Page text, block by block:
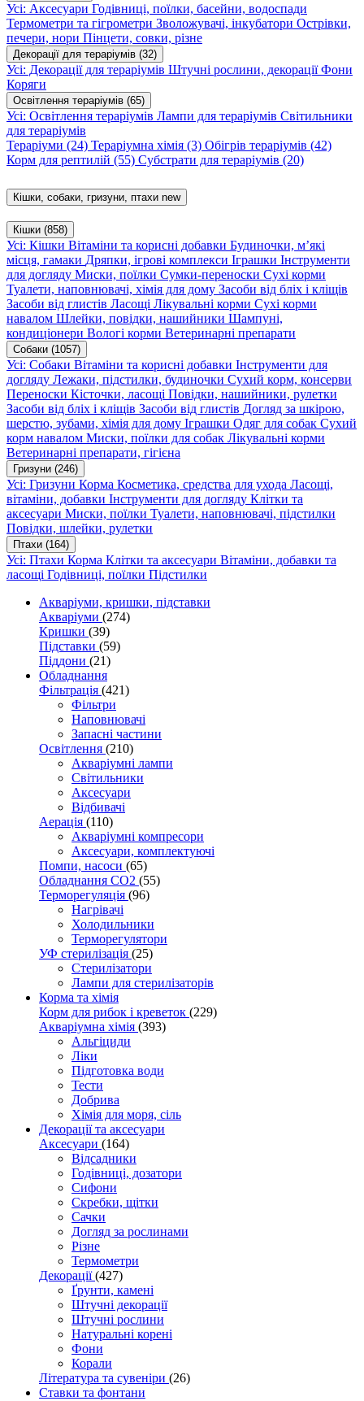
Усі: Аксесуари Годівниці, поїлки, басейни, водоспади
Термометри та гігрометри Зволожувачі, інкубатори Острівки,
печери, нори Пінцети, совки, різне
Декорації для тераріумів (32)
Усі: Декорації для тераріумів Штучні рослини, декораціїФони
Коряги
Освітлення тераріумів (65)
Усі: Освітлення тераріумів Лампи для тераріумів Світильники
для тераріумів
Тераріуми (24) Тераріумна хімія (3) Обігрів тераріумів (42)
Корм для рептилій (55) Субстрати для тераріумів (20)
Кішки, собаки, гризуни, птахи new
Кішки (858)
Усі: Кішки Вітаміни та корисні добавки Будиночки, м’які
місця, гамаки Дряпки, ігрові комплекси Іграшки Інструменти
для догляду Миски, поїлки Сумки-переноски Сухі корми
Туалети, наповнювачі, хімія для дому Засоби від бліх і кліщів
Засоби від глистів Ласощі Лікувальні корми Сухі корми
навалом Шлейки, повідки, нашийники Шампуні,
кондиціонери Вологі корми Ветеринарні препарати
Собаки (1057)
Усі: Собаки Вітаміни та корисні добавки Інструменти для
догляду Лежаки, підстилки, будиночки Сухий корм, консерви
Переноски Кісточки, ласощі Повідки, нашийники, рулетки
Засоби від бліх і кліщів Засоби від глистів Догляд за шкірою,
шерстю, зубами, хімія для дому Іграшки Одяг для собак Сухий
корм навалом Миски, поїлки для собак Лікувальні корми
Ветеринарні препарати, гігієна
Гризуни (246)
Усі: Гризуни Корма Косметика, средства для ухода Ласощі,
вітаміни, добавки Інструменти для догляду Клітки та
аксесуари Миски, поїлки Туалети, наповнювачі, підстилки
Повідки, шлейки, рулетки
Птахи (164)
Усі: Птахи Корма Клітки та аксесуари Вітаміни, добавки та
ласощі Годівниці, поїлки Підстилки
Акваріуми, кришки, підставки
Акваріуми (274)
Кришки (39)
Підставки (59)
Піддони (21)
Обладнання
Фільтрація (421)
Фільтри
Наповнювачі
Запасні частини
Освітлення (210)
Акваріумні лампи
Світильники
Аксесуари
Відбивачі
Аерація (110)
Акваріумні компресори
Аксесуари, комплектуючі
Помпи, насоси (65)
Обладнання CO2 (55)
Терморегуляція (96)
Нагрівачі
Холодильники
Терморегулятори
УФ стерилізація (25)
Стерилізатори
Лампи для стерилізаторів
Корма та хімія
Корм для рибок і креветок (229)
Акваріумна хімія (393)
Альгіциди
Ліки
Підготовка води
Тести
Добрива
Хімія для моря, сіль
Декорації та аксесуари
Аксесуари (164)
Відсадники
Годівниці, дозатори
Сифони
Скребки, щітки
Сачки
Догляд за рослинами
Різне
Термометри
Декорації(427)
Ґрунти, камені
Штучні декорації
Штучні рослини
Натуральні корені
Фони
Корали
Література та сувеніри (26)
Ставки та фонтани